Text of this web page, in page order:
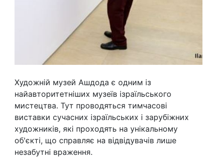
​​Художній музей Ашдода є одним із
найавторитетніших музеїв ізраїльського
мистецтва. Тут проводяться тимчасові
виставки сучасних ізраїльських і зарубіжних
художників, які проходять на унікальному
об'єкті, що справляє на відвідувачів лише
незабутні враження.